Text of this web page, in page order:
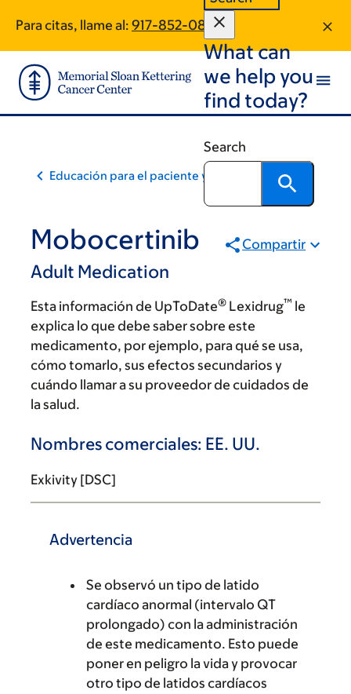
main
content
footer
Para citas, llame al: 917-852-0841
What can
we help you
find today?
Search
Educación para el paciente y la comunidad
Mobocertinib
Adult Medication
Compartir
Esta información de UpToDate® Lexidrug™ le
explica lo que debe saber sobre este
medicamento, por ejemplo, para qué se usa,
cómo tomarlo, sus efectos secundarios y
cuándo llamar a su proveedor de cuidados de
la salud.
Nombres comerciales: EE. UU.
Exkivity [DSC]
Advertencia
Se observó un tipo de latido
cardíaco anormal (intervalo QT
prolongado) con la administración
de este medicamento. Esto puede
poner en peligro la vida y provocar
otro tipo de latidos cardíacos